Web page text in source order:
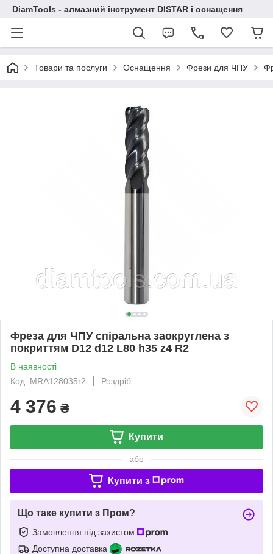
DiamTools - алмазний інструмент DISTAR і оснащення
Товари та послуги Оснащення Фрези для ЧПУ
Фреза для ЧПУ спіральна заокруглена з
покриттям D12 d12 L80 h35 z4 R2
В наявності
Код: MRA128035r2
Роздріб
4 376 ₴
Купити
або
Купити з
Що таке купити з Пром?
Замовлення під захистом
Доступна доставка